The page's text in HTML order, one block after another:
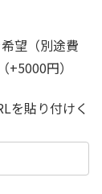
望（別途費
円）
を貼り付けく